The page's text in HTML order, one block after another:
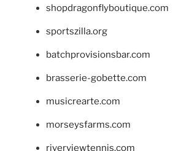
shopdragonflyboutique.com
sportszilla.org
batchprovisionsbar.com
brasserie-gobette.com
musicrearte.com
morseysfarms.com
riverviewtennis.com